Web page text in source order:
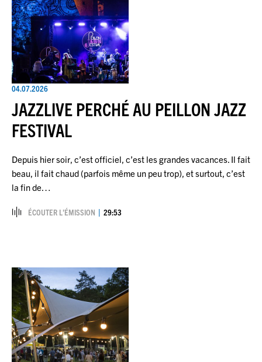
04.07.2026
JAZZLIVE PERCHÉ AU PEILLON JAZZ
FESTIVAL
Depuis hier soir, c’est officiel, c’est les grandes vacances. Il fait
beau, il fait chaud (parfois même un peu trop), et surtout, c’est
la fin de…
ÉCOUTER L’ÉMISSION 29:53